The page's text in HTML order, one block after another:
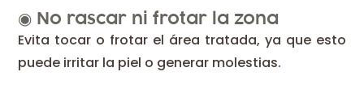
◉ No rascar ni frotar la zona
Evita tocar o frotar el área tratada, ya que esto
puede irritar la piel o generar molestias.